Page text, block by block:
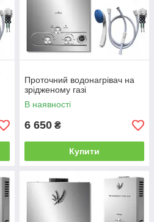
Проточний водонагрівач на
зрідженому газі
В наявності
6 650 ₴
Купити